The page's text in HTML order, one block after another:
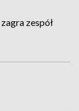
zespół